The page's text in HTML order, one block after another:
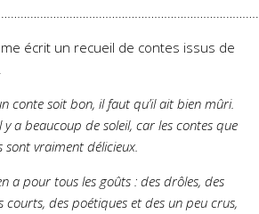
écrit un recueil de contes issus de
conte soit bon, il faut qu’il ait bien mûri.
y a beaucoup de soleil, car les contes que
sont vraiment délicieux.
a pour tous les goûts : des drôles, des
courts, des poétiques et des un peu crus,